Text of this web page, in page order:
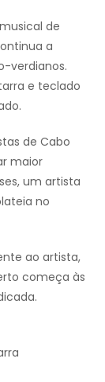
de
a
verdianos.
e teclado
de Cabo
maior
um artista
no
ao artista,
começa às